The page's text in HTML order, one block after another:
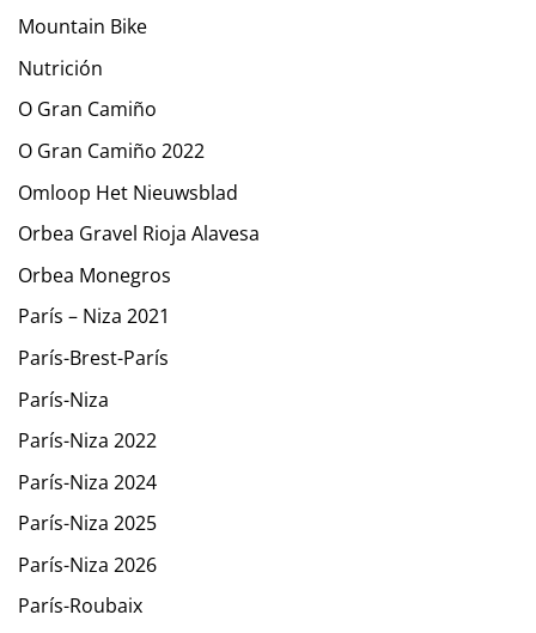
Mountain Bike
Nutrición
O Gran Camiño
O Gran Camiño 2022
Omloop Het Nieuwsblad
Orbea Gravel Rioja Alavesa
Orbea Monegros
París – Niza 2021
París-Brest-París
París-Niza
París-Niza 2022
París-Niza 2024
París-Niza 2025
París-Niza 2026
París-Roubaix